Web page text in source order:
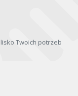
Twoich potrzeb